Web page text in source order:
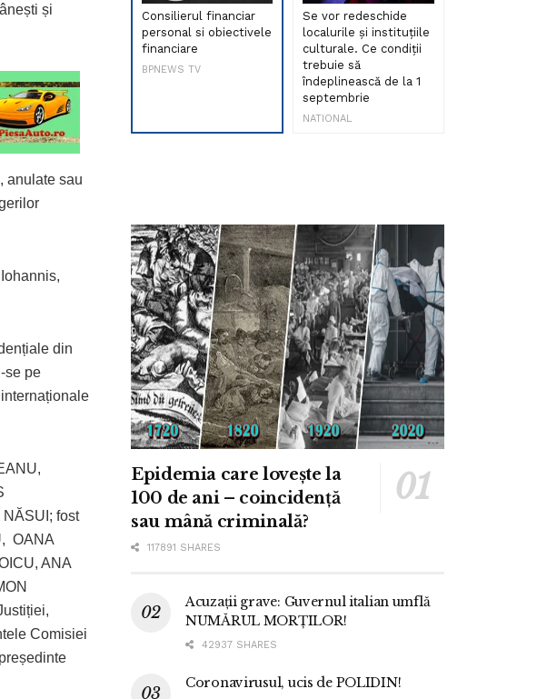
și
anulate sau
din
se pe
fost
OANA
ANA
Comisiei
Consilierul financiar
personal si obiectivele
financiare
BPNEWS TV
Se vor redeschide
localurile și instituțiile
culturale. Ce condiții
trebuie să
îndeplinească de la 1
septembrie
NATIONAL
Epidemia care lovește la
100 de ani – coincidență
sau mână criminală?
117891 SHARES
Acuzații grave: Guvernul italian umflă
NUMĂRUL MORȚILOR!
42937 SHARES
Coronavirusul, ucis de POLIDIN!